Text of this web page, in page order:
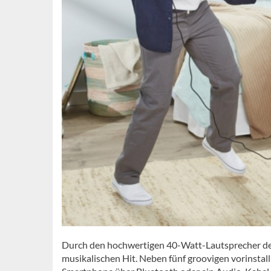
Durch den hochwertigen 40-Watt-Lautsprecher
musikalischen Hit. Neben fünf groovigen